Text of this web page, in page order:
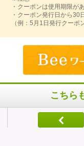
・クーポンは使用期限が
・クーポン発行日から30
（例：5月1日発行クーポ
こちら